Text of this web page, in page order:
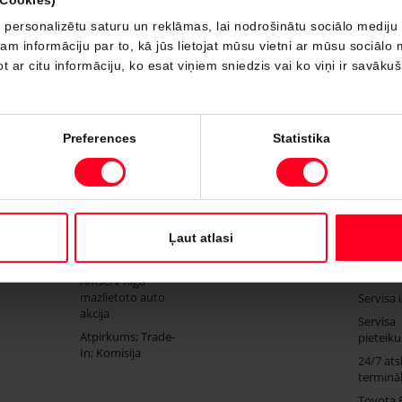
saturu un reklāmas, lai nodrošinātu sociālo mediju
informāciju par to, kā jūs lietojat mūsu vietni ar mūsu sociālo
ar citu informāciju, ko esat viņiem sniedzis vai ko viņi ir
Preferences Statistika
Ļaut atlasi
Saņemt piedāvājumu Servisa
Lietoti
automobiļi
Toyota Approved
lietotie automobiļi
Amserv Rīga
mazlietoto auto
akcija
Atpirkums; Trade-
In; Komisija
Finansēšana
Toyota apdrošināšana
Finansējuma iespējas
Toyota
Toyota
Servisa
Servisa
24/7